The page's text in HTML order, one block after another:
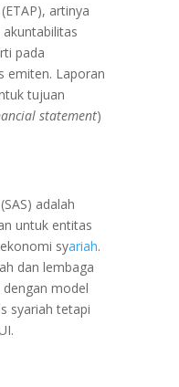
artinya
pada
emiten. Laporan
tujuan
statement)
adalah
untuk entitas
syariah.
dan lembaga
dengan model
syariah tetapi